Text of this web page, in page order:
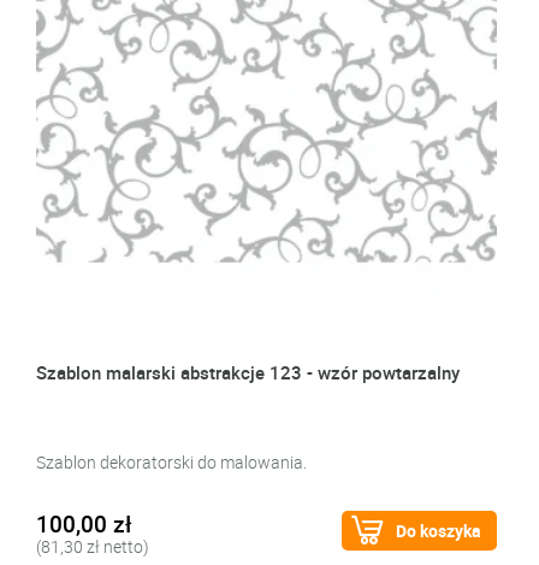
Szablon malarski abstrakcje 123 - wzór powtarzalny
Szablon dekoratorski do malowania.
100,00 zł
(81,30 zł netto)
Do koszyka